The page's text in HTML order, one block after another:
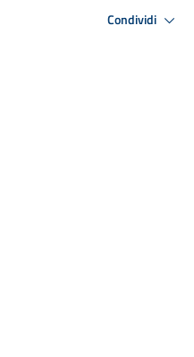
Condividi